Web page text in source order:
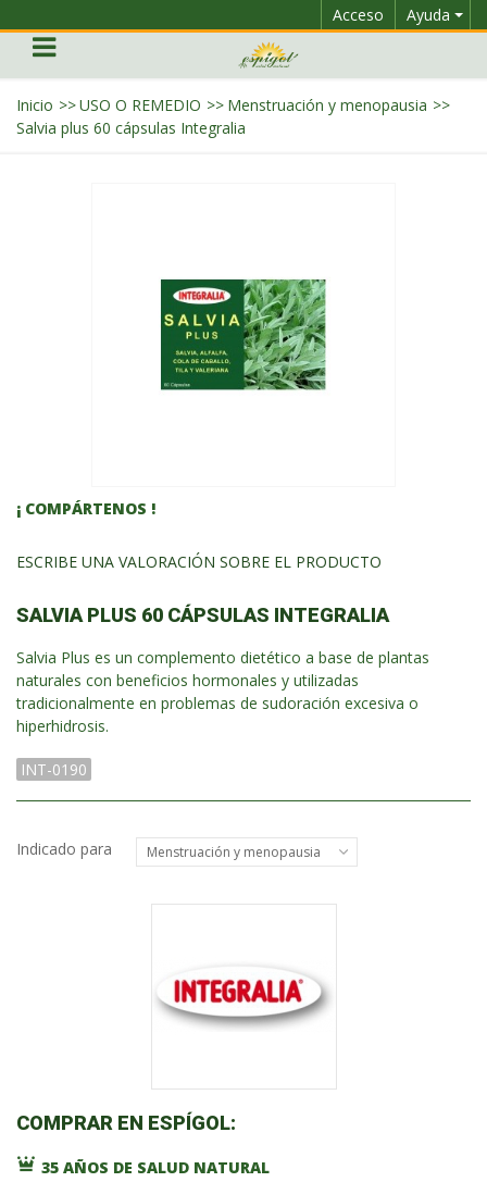
Ayuda
Acceso
Inicio >>USO O REMEDIO >> Menstruación y menopausia >>
Salvia plus 60 cápsulas Integralia
¡ COMPÁRTENOS !
ESCRIBE UNA VALORACIÓN SOBRE EL PRODUCTO
SALVIA PLUS 60 CÁPSULAS INTEGRALIA
Salvia Plus es un complemento dietético a base de plantas
naturales con beneficios hormonales y utilizadas
tradicionalmente en problemas de sudoración excesiva o
hiperhidrosis.
INT-0190
Indicado para Menstruación y menopausia
COMPRAR EN ESPÍGOL:
35 AÑOS DE SALUD NATURAL